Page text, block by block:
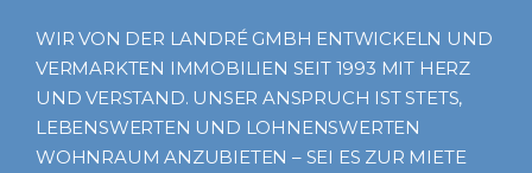
WIR VON DER LANDRÉ GMBH ENTWICKELN UND
VERMARKTEN IMMOBILIEN SEIT 1993 MIT HERZ
UND VERSTAND. UNSER ANSPRUCH IST STETS,
LEBENSWERTEN UND LOHNENSWERTEN
WOHNRAUM ANZUBIETEN – SEI ES ZUR MIETE